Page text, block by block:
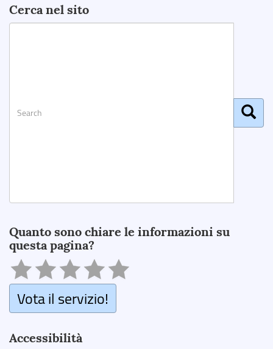
Cerca nel sito
Quanto sono chiare le informazioni su
questa pagina?
Vota il servizio!
Accessibilità